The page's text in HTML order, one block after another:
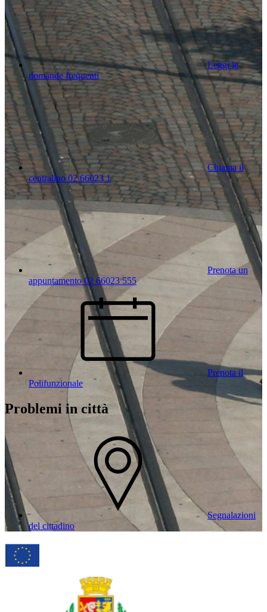
Leggi le
domande frequenti
Chiama il
centralino 02 66023 1
Prenota un
appuntamento 02 66023 555
Prenota il
Polifunzionale
Problemi in città
Segnalazioni
del cittadino